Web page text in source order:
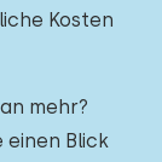
Kosten
mehr?
einen Blick